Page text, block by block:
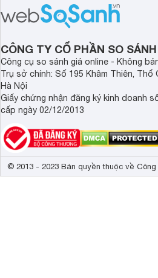
Bảng điều khiển cảm ứng ánh
còn hỗ trợ giọng nói, truy cập
chỉ bằng một cú chạm đơn giản.
CÔNG TY CỔ PHẦN SO
Công cụ so sánh giá online - Không
Trụ sở chính: Số 195 Khâm Thiên, Thổ
Hà Nội
Giấy chứng nhận đăng ký kinh doanh
cấp ngày 02/12/2013
© 2013 - 2023 Bản quyền thuộc về